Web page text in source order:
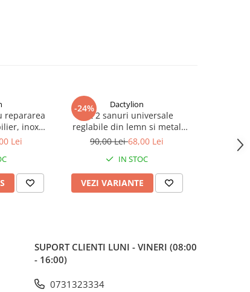
repararea
inox
incluse, 9
Lei
-24% Dactylion
Set 2 sanuri universale
reglabile din lemn si metal
pentru largit si alungit
profesional pentru pantofi,
adidasi si ghete
90,00 Lei68,00 Lei
IN STOC
VEZI VARIANTE
model
SUPORT CLIENTI LUNI - VINERI (08:00
- 16:00)
0731323334